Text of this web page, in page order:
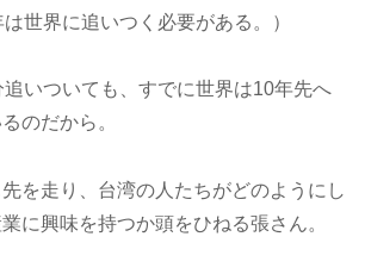
は世界に追いつく必要がある。）
いついても、すでに世界は10年先へ
のだから。
を走り、台湾の人たちがどのようにし
に興味を持つか頭をひねる張さん。